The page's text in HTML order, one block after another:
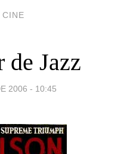
CINE
de Jazz
2006 - 10:45